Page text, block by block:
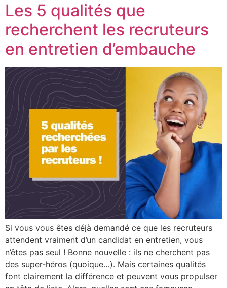
Les 5 qualités que
recherchent les recruteurs
en entretien d’embauche
Si vous vous êtes déjà demandé ce que les recruteurs
attendent vraiment d’un candidat en entretien, vous
n’êtes pas seul ! Bonne nouvelle : ils ne cherchent pas
des super-héros (quoique…). Mais certaines qualités
font clairement la différence et peuvent vous propulser